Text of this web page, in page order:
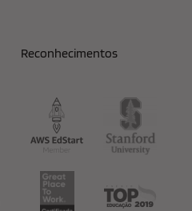
Reconhecimentos